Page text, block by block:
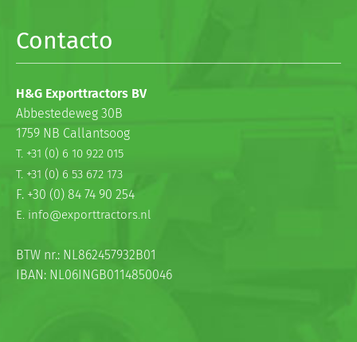
Contacto
H&G Exporttractors BV
Abbestedeweg 30B
1759 NB Callantsoog
T. +31 (0) 6 10 922 015
T. +31 (0) 6 53 672 173
F. +30 (0) 84 74 90 254
E. info@exporttractors.nl
BTW nr.: NL862457932B01
IBAN: NL06INGB0114850046